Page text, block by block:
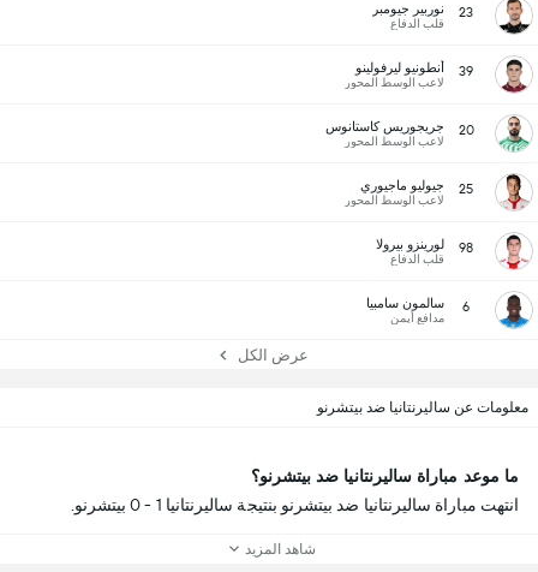
23 نوربير جيومبر
قلب الدفاع
39 أنطونيو ليرفولينو
لاعب الوسط المحور
20 جريجوريس كاستانوس
لاعب الوسط المحور
25 جيوليو ماجيوري
لاعب الوسط المحور
98 لورينزو بيرولا
قلب الدفاع
6 سالمون سامبيا
مدافع أيمن
عرض الكل
معلومات عن ساليرنتانيا ضد بيتشرنو
ما موعد مباراة ساليرنتانيا ضد بيتشرنو؟
انتهت مباراة ساليرنتانيا ضد بيتشرنو بنتيجة ساليرنتانيا 1 - 0 بيتشرنو.
شاهد المزيد